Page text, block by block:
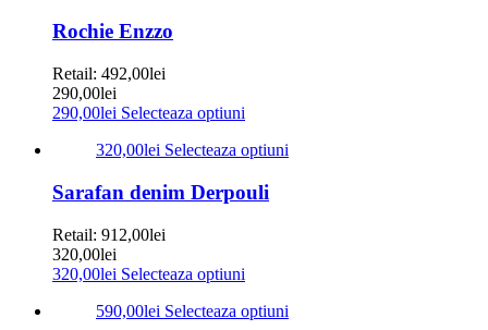
Rochie Enzzo
Retail: 492,00lei
290,00lei
290,00lei Selecteaza optiuni
320,00lei Selecteaza optiuni
Sarafan denim Derpouli
Retail: 912,00lei
320,00lei
320,00lei Selecteaza optiuni
590,00lei Selecteaza optiuni